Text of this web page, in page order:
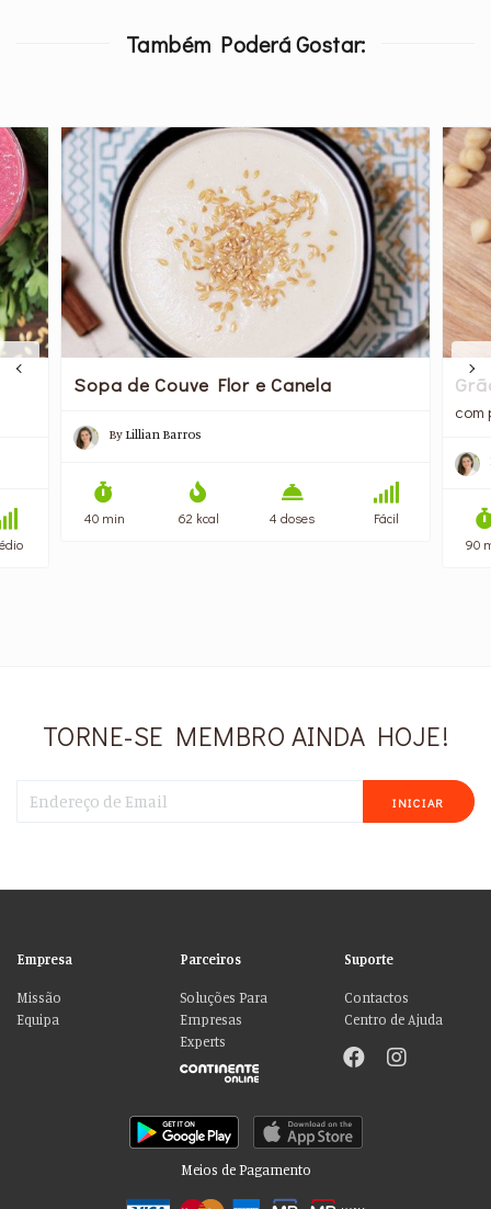
Também Poderá Gostar:
Sopa de Couve Flor e Canela
ByLillian Barros
40 min 62 kcal 4 doses Fácil
com
90
TORNE-SE MEMBRO AINDA HOJE!
INICIAR
Empresa
Missão
Equipa
Parceiros
Soluções Para
Empresas
Experts
Suporte
Contactos
Centro de Ajuda
Meios de Pagamento